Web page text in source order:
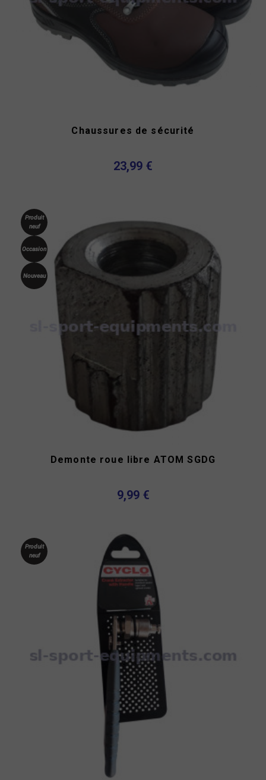
Chaussures de sécurité
23,99 €
Produit
neuf
Occasion
Nouveau
Demonte roue libre ATOM SGDG
9,99 €
Produit
neuf